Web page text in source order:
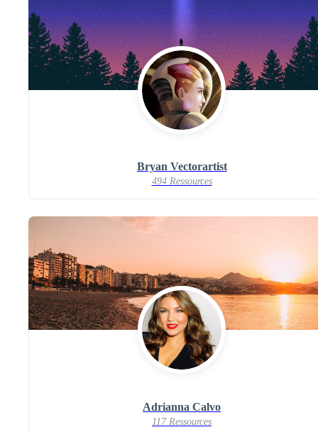
Bryan Vectorartist
494 Ressources
Adrianna Calvo
117 Ressources